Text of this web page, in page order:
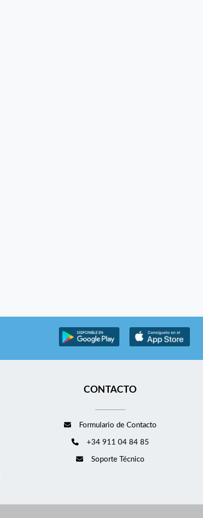
CONTACTO
Formulario de Contacto
+34 911 04 84 85
Soporte Técnico